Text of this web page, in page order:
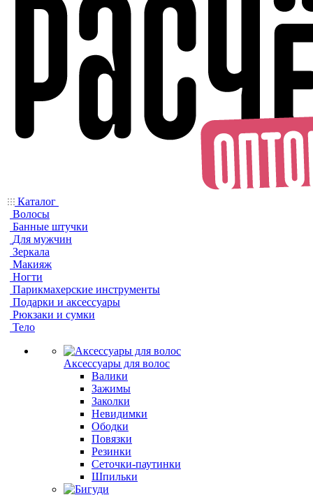
Каталог
Волосы
Банные штучки
Для мужчин
Зеркала
Макияж
Ногти
Парикмахерские инструменты
Подарки и аксессуары
Рюкзаки и сумки
Тело
Аксессуары для волос
Валики
Зажимы
Заколки
Невидимки
Ободки
Повязки
Резинки
Сеточки-паутинки
Шпильки